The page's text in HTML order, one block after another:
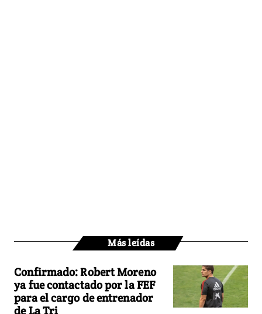
Más leídas
Confirmado: Robert Moreno
ya fue contactado por la FEF
para el cargo de entrenador
de La Tri